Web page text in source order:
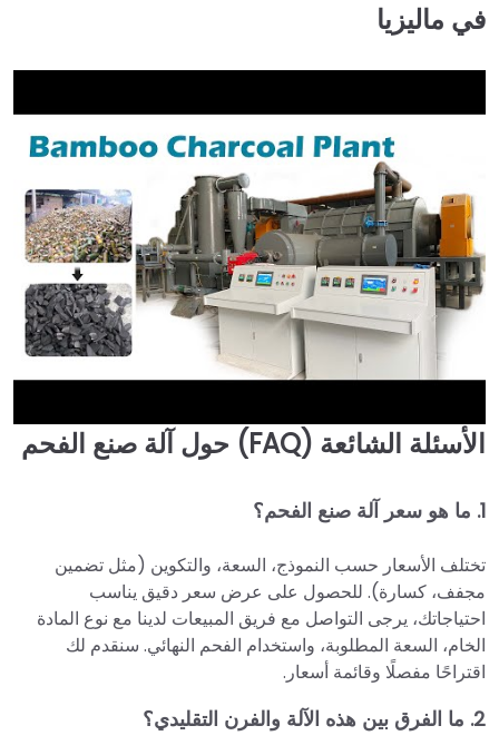
في ماليزيا
►
الأسئلة الشائعة (FAQ) حول آلة صنع الفحم
1. ما هو سعر آلة صنع الفحم؟
تختلف الأسعار حسب النموذج، السعة، والتكوين (مثل تضمين
مجفف، كسارة). للحصول على عرض سعر دقيق يناسب
احتياجاتك، يرجى التواصل مع فريق المبيعات لدينا مع نوع المادة
الخام، السعة المطلوبة، واستخدام الفحم النهائي. سنقدم لك
اقتراحًا مفصلًا وقائمة أسعار.
2. ما الفرق بين هذه الآلة والفرن التقليدي؟